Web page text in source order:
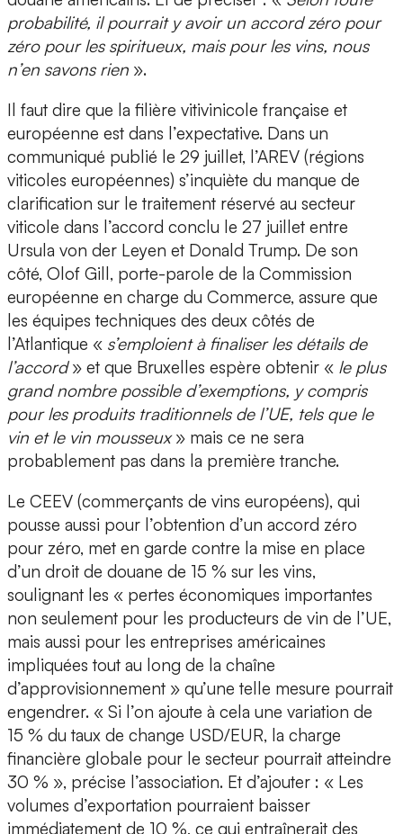
probabilité, il pourrait y avoir un accord zéro pour
zéro pour les spiritueux, mais pour les vins, nous
n’en savons rien ».
Il faut dire que la filière vitivinicole française et
européenne est dans l’expectative. Dans un
communiqué publié le 29 juillet, l’AREV (régions
viticoles européennes) s’inquiète du manque de
clarification sur le traitement réservé au secteur
viticole dans l’accord conclu le 27 juillet entre
Ursula von der Leyen et Donald Trump. De son
côté, Olof Gill, porte-parole de la Commission
européenne en charge du Commerce, assure que
les équipes techniques des deux côtés de
l’Atlantique « s’emploient à finaliser les détails de
l’accord» et que Bruxelles espère obtenir « le plus
grand nombre possible d’exemptions, y compris
pour les produits traditionnels de l’UE, tels que le
vin et le vin mousseux» mais ce ne sera
probablement pas dans la première tranche.
Le CEEV (commerçants de vins européens), qui
pousse aussi pour l’obtention d’un accord zéro
pour zéro, met en garde contre la mise en place
d’un droit de douane de 15 % sur les vins,
soulignant les « pertes économiques importantes
non seulement pour les producteurs de vin de l’UE,
mais aussi pour les entreprises américaines
impliquées tout au long de la chaîne
d’approvisionnement » qu’une telle mesure pourrait
engendrer. « Si l’on ajoute à cela une variation de
15 % du taux de change USD/EUR, la charge
financière globale pour le secteur pourrait atteindre
30 % », précise l’association. Et d’ajouter : « Les
volumes d’exportation pourraient baisser
immédiatement de 10 %, ce qui entraînerait des